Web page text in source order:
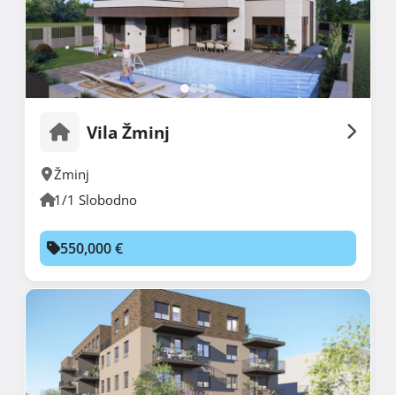
Vila Žminj
Žminj
1/1 Slobodno
550,000 €